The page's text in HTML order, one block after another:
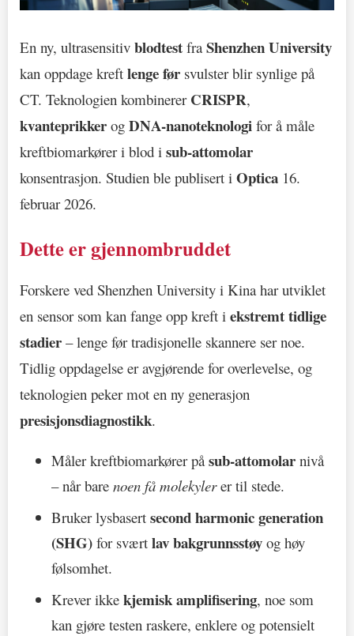
En ny, ultrasensitiv blodtest fraShenzhen University
kan oppdage kreft lenge før svulster blir synlige på
CT. Teknologien kombinerer CRISPR,
kvanteprikker og DNA-nanoteknologi for å måle
kreftbiomarkører i blod i sub-attomolar
konsentrasjon. Studien ble publisert i Optica 16.
februar 2026.
Dette er gjennombruddet
Forskere ved Shenzhen University i Kina har utviklet
en sensor som kan fange opp kreft i ekstremt tidlige
stadier – lenge før tradisjonelle skannere ser noe.
Tidlig oppdagelse er avgjørende for overlevelse, og
teknologien peker mot en ny generasjon
presisjonsdiagnostikk.
Måler kreftbiomarkører påsub-attomolar nivå
– når bare noen få molekylerer til stede.
Bruker lysbasert second harmonic generation
(SHG) for svært lav bakgrunnsstøy og høy
følsomhet.
Krever ikke kjemisk amplifisering, noe som
kan gjøre testen raskere, enklere og potensielt